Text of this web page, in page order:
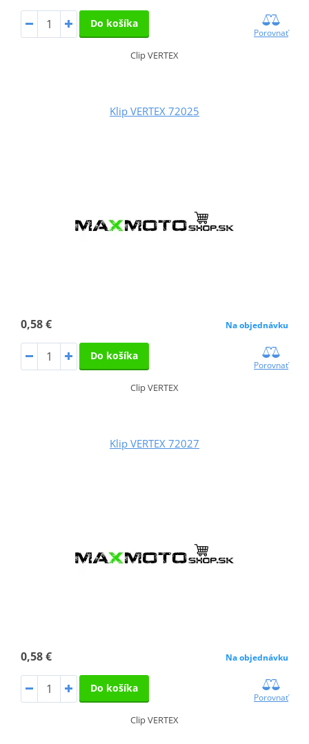
Do košíka
Porovnať
Clip VERTEX
Klip VERTEX 72025
0,58 € Na objednávku
Do košíka
Porovnať
Clip VERTEX
Klip VERTEX 72027
0,58 € Na objednávku
Do košíka
Porovnať
Clip VERTEX